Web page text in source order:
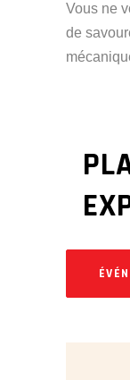
Vous ne
de